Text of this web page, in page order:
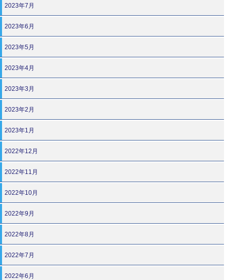
2023年7月
2023年6月
2023年5月
2023年4月
2023年3月
2023年2月
2023年1月
2022年12月
2022年11月
2022年10月
2022年9月
2022年8月
2022年7月
2022年6月